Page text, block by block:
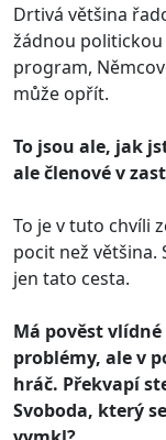
Drtivá většina
žádnou
program,
může opřít.
To jsou ale, jak
ale členové v
To je v tuto chvíli
pocit než většina.
jen tato cesta.
Má pověst
problémy, ale v
hráč. Překvapí
Svoboda, který